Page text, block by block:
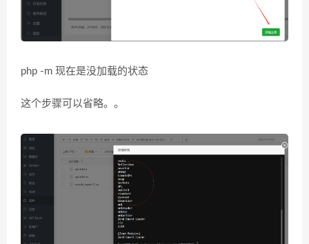
php -m 现在是没加载的状态
这个步骤可以省略。。